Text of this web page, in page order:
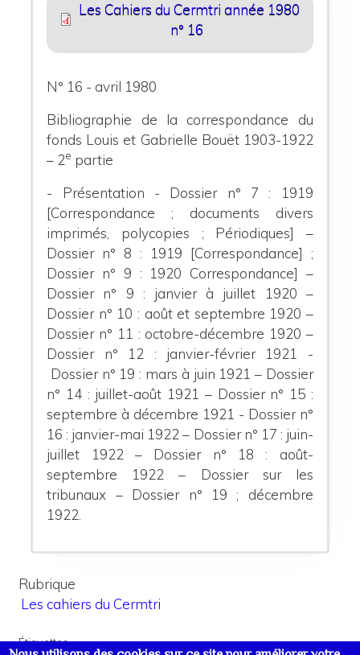
Les Cahiers du Cermtri année 1980
n° 16
N° 16 - avril 1980
Bibliographie de la correspondance du
fonds Louis et Gabrielle Bouët 1903-1922
– 2e partie
- Présentation - Dossier n° 7 : 1919
[Correspondance ; documents divers
imprimés, polycopies ; Périodiques] –
Dossier n° 8 : 1919 [Correspondance] ;
Dossier n° 9 : 1920 Correspondance] –
Dossier n° 9 : janvier à juillet 1920 –
Dossier n° 10 : août et septembre 1920 –
Dossier n° 11 : octobre-décembre 1920 –
Dossier n° 12 : janvier-février 1921 -
Dossier n° 19 : mars à juin 1921 – Dossier
n° 14 : juillet-août 1921 – Dossier n° 15 :
septembre à décembre 1921 - Dossier n°
16 : janvier-mai 1922 – Dossier n° 17 : juin-
juillet 1922 – Dossier n° 18 : août-
septembre 1922 – Dossier sur les
tribunaux – Dossier n° 19 ; décembre
1922.
Rubrique
Les cahiers du Cermtri
Étiquettes